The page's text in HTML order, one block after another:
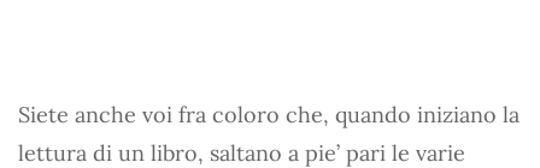
Siete anche voi fra coloro che, quando iniziano la
lettura di un libro, saltano a pie’ pari le varie